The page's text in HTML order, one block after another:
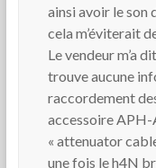
ainsi avoir le son
cela m’éviterait
Le vendeur m’a
trouve aucune
raccordement
accessoire APH-
« attenuator
une fois le h4N